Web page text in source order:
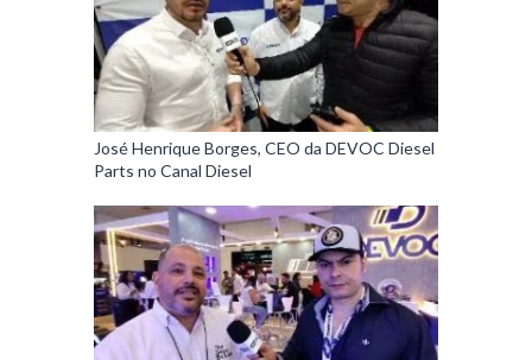
José Henrique Borges, CEO da DEVOC Diesel
Parts no Canal Diesel